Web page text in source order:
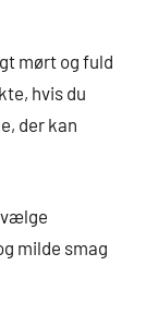
mørt og fuld
hvis du
der kan
vælge
milde smag